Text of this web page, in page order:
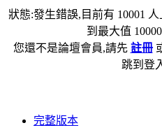
狀態:發生錯誤,目前有 10001
到最大值
您還不是論壇會員,請先 註冊
跳到登
完整版本